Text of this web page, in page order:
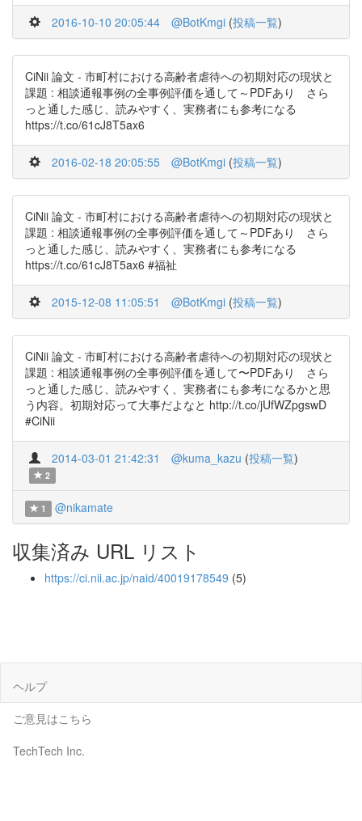
2016-10-10 20:05:44 @BotKmgi (投稿一覧)
CiNii 論文 - 市町村における高齢者虐待への初期対応の現状と
課題 : 相談通報事例の全事例評価を通して～PDFあり さら
っと通した感じ、読みやすく、実務者にも参考になる
https://t.co/61cJ8T5ax6
2016-02-18 20:05:55 @BotKmgi (投稿一覧)
CiNii 論文 - 市町村における高齢者虐待への初期対応の現状と
課題 : 相談通報事例の全事例評価を通して～PDFあり さら
っと通した感じ、読みやすく、実務者にも参考になる
https://t.co/61cJ8T5ax6 #福祉
2015-12-08 11:05:51 @BotKmgi (投稿一覧)
CiNii 論文 - 市町村における高齢者虐待への初期対応の現状と
課題 : 相談通報事例の全事例評価を通して〜PDFあり さら
っと通した感じ、読みやすく、実務者にも参考になるかと思
う内容。初期対応って大事だよなと http://t.co/jUfWZpgswD
#CiNii
2014-03-01 21:42:31 @kuma_kazu (投稿一覧)
2
1 @nikamate
収集済み URL リスト
https://ci.nii.ac.jp/naid/40019178549 (5)
ヘルプ
ご意見はこちら
TechTech Inc.